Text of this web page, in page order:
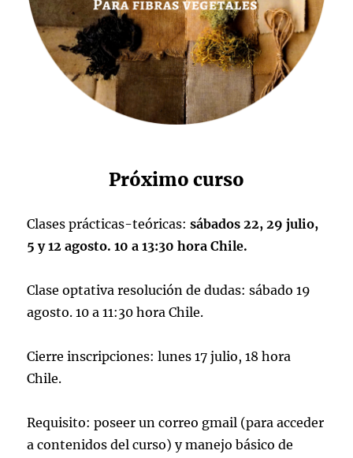
Próximo curso
Clases prácticas-teóricas:sábados 22, 29 julio,
5 y 12 agosto. 10 a 13:30 hora Chile.
Clase optativa resolución de dudas: sábado 19
agosto. 10 a 11:30 hora Chile.
Cierre inscripciones: lunes 17 julio, 18 hora
Chile.
Requisito: poseer un correo gmail (para acceder
a contenidos del curso) y manejo básico de